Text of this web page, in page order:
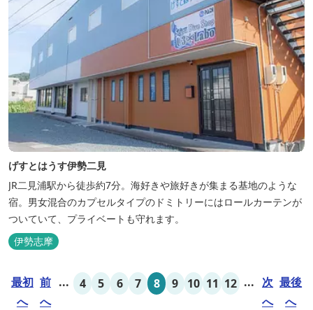
げすとはうす伊勢二見
JR二見浦駅から徒歩約7分。海好きや旅好きが集まる基地のような
宿。男女混合のカプセルタイプのドミトリーにはロールカーテンが
ついていて、プライベートも守れます。
伊勢志摩
最初
へ
前
へ
... 4 5 6 7 8 9 10 11 12 ... 次
へ
最後
へ